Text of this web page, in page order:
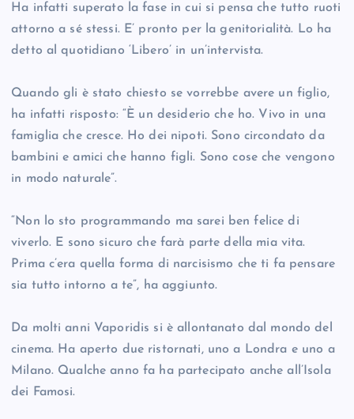
Ha infatti superato la fase in cui si pensa che tutto ruoti
attorno a sé stessi. E’ pronto per la genitorialità. Lo ha
detto al quotidiano ‘Libero’ in un’intervista.
Quando gli è stato chiesto se vorrebbe avere un figlio,
ha infatti risposto: “È un desiderio che ho. Vivo in una
famiglia che cresce. Ho dei nipoti. Sono circondato da
bambini e amici che hanno figli. Sono cose che vengono
in modo naturale”.
“Non lo sto programmando ma sarei ben felice di
viverlo. E sono sicuro che farà parte della mia vita.
Prima c’era quella forma di narcisismo che ti fa pensare
sia tutto intorno a te”, ha aggiunto.
Da molti anni Vaporidis si è allontanato dal mondo del
cinema. Ha aperto due ristornati, uno a Londra e uno a
Milano. Qualche anno fa ha partecipato anche all’Isola
dei Famosi.